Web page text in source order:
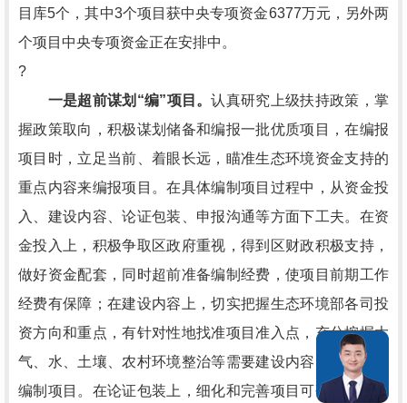
目库5个，其中3个项目获中央专项资金6377万元，另外两
个项目中央专项资金正在安排中。
?
一是超前谋划“编”项目。认真研究上级扶持政策，掌
握政策取向，积极谋划储备和编报一批优质项目，在编报
项目时，立足当前、着眼长远，瞄准生态环境资金支持的
重点内容来编报项目。在具体编制项目过程中，从资金投
入、建设内容、论证包装、申报沟通等方面下工夫。在资
金投入上，积极争取区政府重视，得到区财政积极支持，
做好资金配套，同时超前准备编制经费，使项目前期工作
经费有保障；在建设内容上，切实把握生态环境部各司投
资方向和重点，有针对性地找准项目准入点，充分挖掘大
气、水、土壤、农村环境整治等需要建设内容，合规合理
编制项目。在论证包装上，细化和完善项目可研的深度，